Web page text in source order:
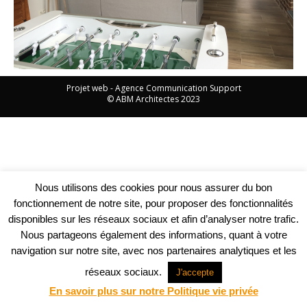
Projet web -Agence Communication Support
© ABM Architectes 2023
Nous utilisons des cookies pour nous assurer du bon
fonctionnement de notre site, pour proposer des fonctionnalités
disponibles sur les réseaux sociaux et afin d’analyser notre trafic.
Nous partageons également des informations, quant à votre
navigation sur notre site, avec nos partenaires analytiques et les
réseaux sociaux.
J'accepte
En savoir plus sur notre Politique vie privée